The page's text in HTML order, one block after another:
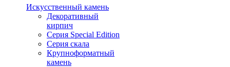
Искусственный камень
Декоративный
кирпич
Серия Special Edition
Серия скала
Крупноформатный
камень